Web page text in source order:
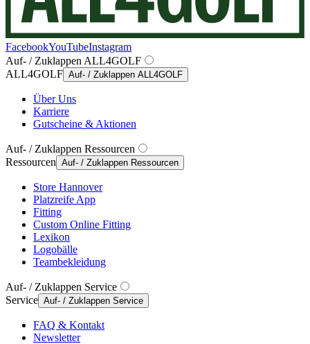
FacebookYouTubeInstagram
Auf- / Zuklappen ALL4GOLF
ALL4GOLF Auf- / Zuklappen ALL4GOLF
Über Uns
Karriere
Gutscheine & Aktionen
Auf- / Zuklappen Ressourcen
Ressourcen Auf- / Zuklappen Ressourcen
Store Hannover
Platzreife App
Fitting
Custom Online Fitting
Lexikon
Logobälle
Teambekleidung
Auf- / Zuklappen Service
Service Auf- / Zuklappen Service
FAQ & Kontakt
Newsletter